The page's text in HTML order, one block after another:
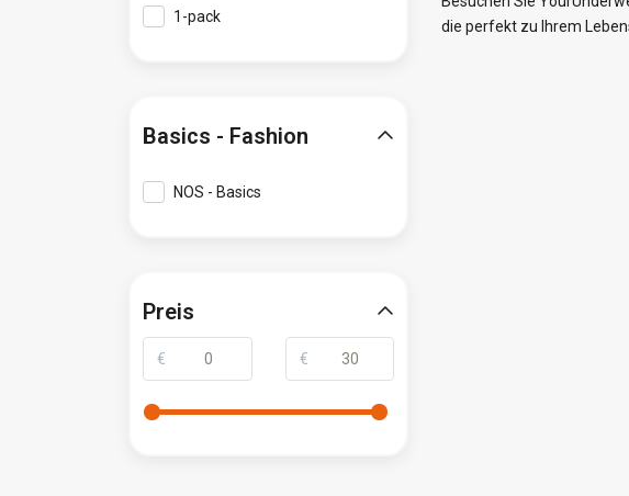
die perfekt zu Ihrem
1-pack
Basics - Fashion
NOS - Basics
Preis
€ €